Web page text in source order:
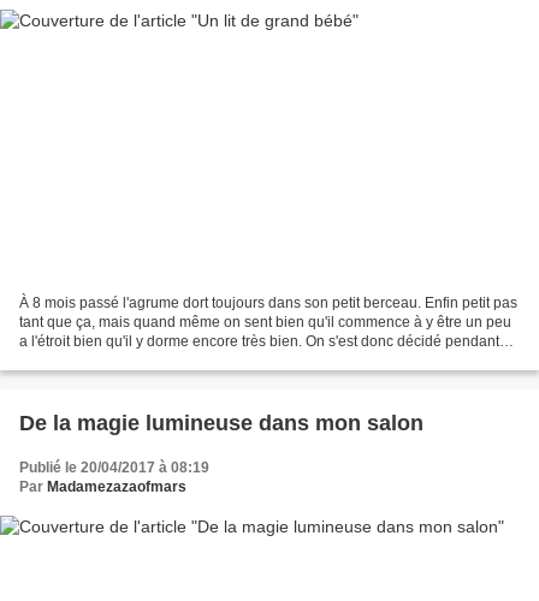
À 8 mois passé l'agrume dort toujours dans son petit berceau. Enfin petit pas
tant que ça, mais quand même on sent bien qu'il commence à y être un peu
a l'étroit bien qu'il y dorme encore très bien. On s'est donc décidé pendant
De la magie lumineuse dans mon salon
Publié le 20/04/2017 à 08:19
Par Madamezazaofmars